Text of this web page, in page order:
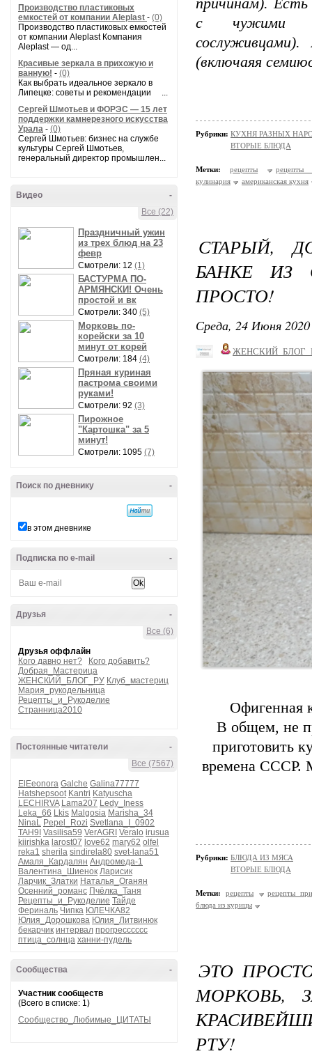
Производство пластиковых
емкостей от компании Aleplast - (0)
Производство пластиковых емкостей
от компании Aleplast Компания
Aleplast — од...
Красивые зеркала в прихожую и
ванную! - (0)
Как выбрать идеальное зеркало в
Липецке: советы и рекомендации ...
Сергей Шмотьев и ФОРЭС — 15 лет
поддержки камнерезного искусства
Урала - (0)
Сергей Шмотьев: бизнес на службе
культуры Сергей Шмотьев,
генеральный директор промышлен...
-
Видео
Все (22)
Праздничный ужин
из трех блюд на 23
февр
Смотрели: 12 (1)
БАСТУРМА ПО-
АРМЯНСКИ! Очень
простой и вк
Смотрели: 340 (5)
Морковь по-
корейски за 10
минут от корей
Смотрели: 184 (4)
Пряная куриная
пастрома своими
руками!
Смотрели: 92 (3)
Пирожное
"Картошка" за 5
минут!
Смотрели: 1095 (7)
-
Поиск по дневнику
в этом дневнике
-
Подписка по e-mail
-
Друзья
Все (6)
Друзья оффлайн
Кого давно нет?
Кого добавить?
Добрая_Мастерица
ЖЕНСКИЙ_БЛОГ_РУ Клуб_мастериц
Мария_рукодельница
Рецепты_и_Рукоделие
Странница2010
-
Постоянные читатели
Все (7567)
ElEeonora Galche Galina77777
Hatshepsoot Kantri Katyuscha
LECHIRVA Lama207 Ledy_Iness
Leka_66 Lkis Malgosia Marisha_34
NinaL Pepel_Rozi Svetlana_I_0902
TAH9I Vasilisa59 VerAGRI Veralo irusua
kiirishka larost07 love62 mary62 olfel
reka1 sherila sindirela80 svet-lana51
Амаля_Кардалян Андромеда-1
Валентина_Шиенок Ларисик
Ларчик_Златки Наталья_Оганян
Осенний_романс Пчёлка_Таня
Рецепты_и_Рукоделие Тайде
Фериналь Чипка ЮЛЕЧКА82
Юлия_Дорошкова Юлия_Литвинюк
бекарчик интервал прогресссссс
птица_солнца ханни-пудель
-
Сообщества
Участник сообществ
(Всего в списке: 1)
Сообщество_Любимые_ЦИТАТЫ
причинам).
с чужими
(включаяя
Рубрики: КУХНЯ РАЗНЫХ
ВТОРЫЕ БЛЮДА
Метки: рецепты
рецепты
кулинария
американская кухня
СТАРЫЙ,
БАНКЕ ИЗ
ПРОСТО!
Среда, 24 Июня
Офигенная
В общем, не
приготовить
времена СССР.
Рубрики: БЛЮДА ИЗ МЯСА
ВТОРЫЕ БЛЮДА
Метки: рецепты
рецепты
блюда из курицы
ЭТО
МОРКОВЬ,
РТУ!